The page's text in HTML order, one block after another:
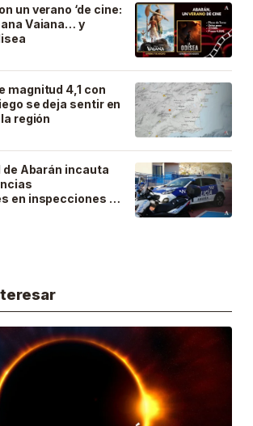
un verano ‘de cine:
Vaiana… y
magnitud 4,1 con
se deja sentir en
región
de Abarán incauta
en inspecciones a
del municipio